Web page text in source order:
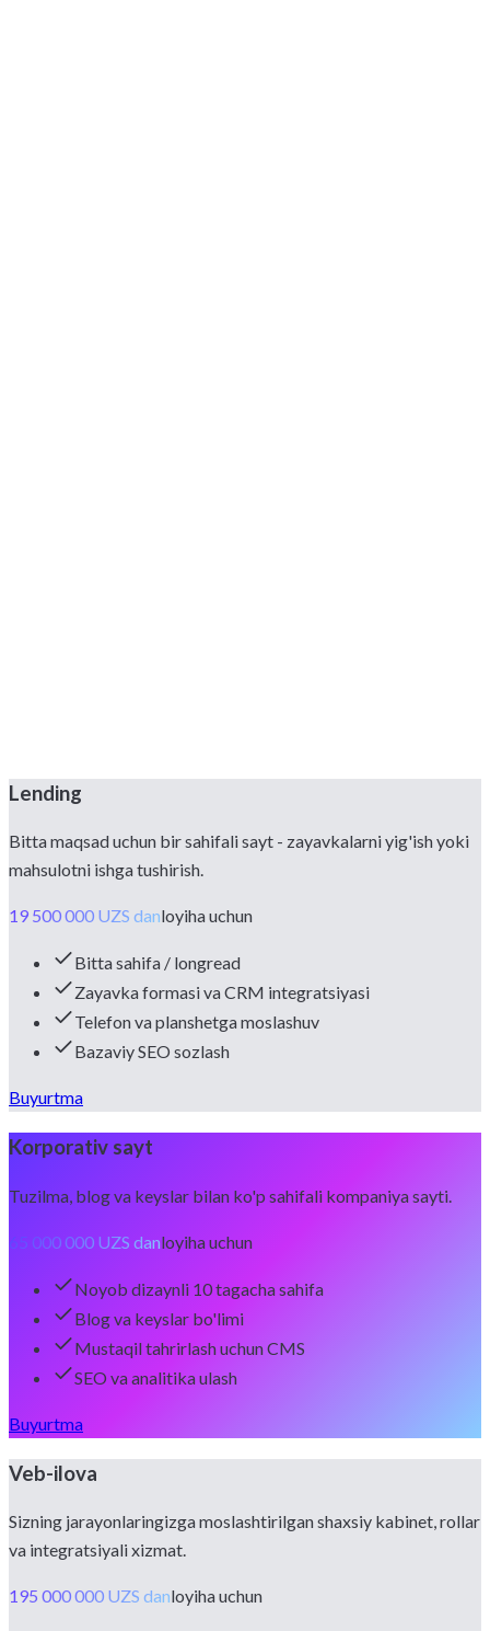
Lending
Bitta maqsad uchun bir sahifali sayt - zayavkalarni yig'ish yoki
mahsulotni ishga tushirish.
19 500 000 UZS danloyiha uchun
Bitta sahifa / longread
Zayavka formasi va CRM integratsiyasi
Telefon va planshetga moslashuv
Bazaviy SEO sozlash
Buyurtma
Korporativ sayt
Tuzilma, blog va keyslar bilan ko'p sahifali kompaniya sayti.
65 000 000 UZS danloyiha uchun
Noyob dizaynli 10 tagacha sahifa
Blog va keyslar bo'limi
Mustaqil tahrirlash uchun CMS
SEO va analitika ulash
Buyurtma
Veb-ilova
Sizning jarayonlaringizga moslashtirilgan shaxsiy kabinet, rollar
va integratsiyali xizmat.
195 000 000 UZS danloyiha uchun